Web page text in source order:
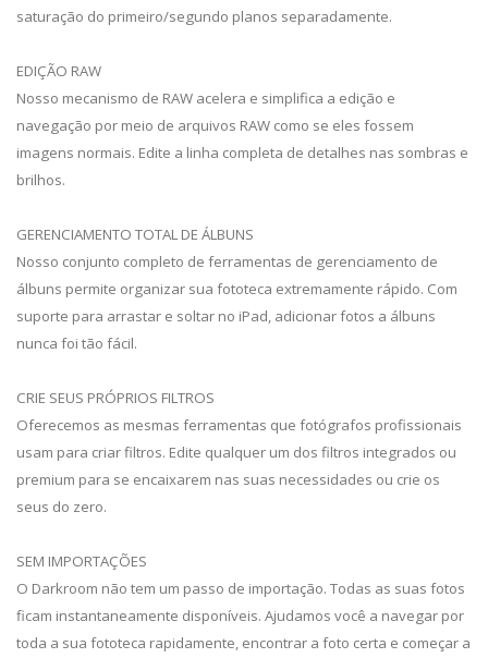
saturação do primeiro/segundo planos separadamente.
EDIÇÃO RAW
Nosso mecanismo de RAW acelera e simplifica a edição e
navegação por meio de arquivos RAW como se eles fossem
imagens normais. Edite a linha completa de detalhes nas sombras e
brilhos.
GERENCIAMENTO TOTAL DE ÁLBUNS
Nosso conjunto completo de ferramentas de gerenciamento de
álbuns permite organizar sua fototeca extremamente rápido. Com
suporte para arrastar e soltar no iPad, adicionar fotos a álbuns
nunca foi tão fácil.
CRIE SEUS PRÓPRIOS FILTROS
Oferecemos as mesmas ferramentas que fotógrafos profissionais
usam para criar filtros. Edite qualquer um dos filtros integrados ou
premium para se encaixarem nas suas necessidades ou crie os
seus do zero.
SEM IMPORTAÇÕES
O Darkroom não tem um passo de importação. Todas as suas fotos
ficam instantaneamente disponíveis. Ajudamos você a navegar por
toda a sua fototeca rapidamente, encontrar a foto certa e começar a